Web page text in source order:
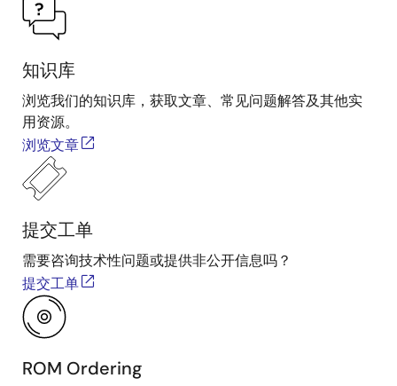
知识库
浏览我们的知识库，获取文章、常见问题解答及其他实
用资源。
浏览文章
提交工单
需要咨询技术性问题或提供非公开信息吗？
提交工单
ROM Ordering